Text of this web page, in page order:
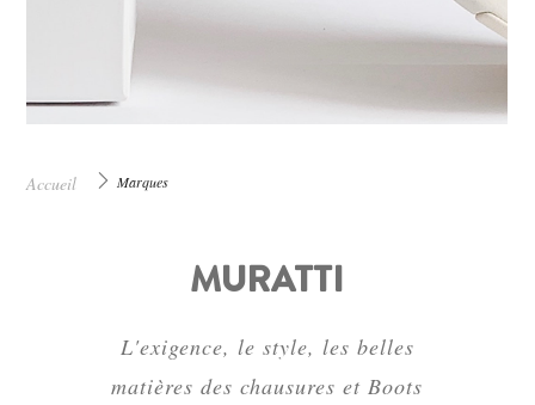
Accueil Marques
MURATTI
L'exigence, le style, les belles
matières des chausures et Boots